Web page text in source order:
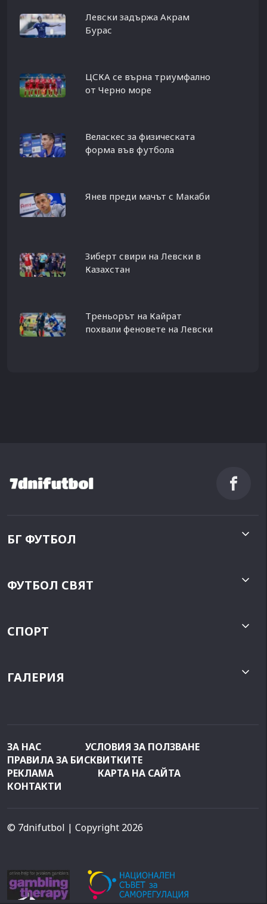
Левски задържа Акрам
Бурас
ЦСКА се върна триумфално
от Черно море
Веласкес за физическата
форма във футбола
Янев преди мачът с Макаби
Зиберт свири на Левски в
Казахстан
Треньорът на Кайрат
похвали феновете на Левски
БГ ФУТБОЛ
ФУТБОЛ СВЯТ
СПОРТ
ГАЛЕРИЯ
ЗА НАС
УСЛОВИЯ ЗА ПОЛЗВАНЕ
ПРАВИЛА ЗА БИСКВИТКИТЕ
РЕКЛАМА
КАРТА НА САЙТА
КОНТАКТИ
© 7dnifutbol | Copyright 2026